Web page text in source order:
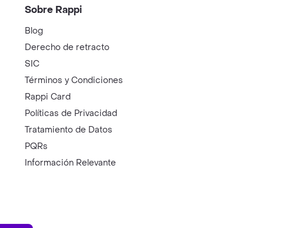
Sobre Rappi
Blog
Derecho de retracto
SIC
Términos y Condiciones
Rappi Card
Políticas de Privacidad
Tratamiento de Datos
PQRs
Información Relevante